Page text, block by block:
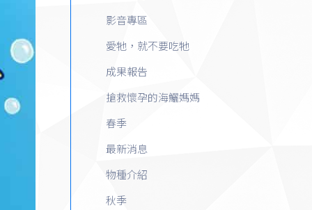
影音專區
愛牠，就不要吃牠
成果報告
搶救懷孕的海鱺媽媽
春季
最新消息
物種介紹
秋季